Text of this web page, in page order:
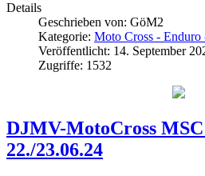
Details
Geschrieben von: GöM2
Kategorie: Moto Cross - Enduro
Veröffentlicht: 14. September
Zugriffe: 1532
DJMV-MotoCross
22./23.06.24